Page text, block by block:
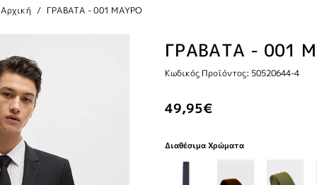
Αρχική ΓΡΑΒΑΤΑ - 001 ΜΑΥΡΟ
ΓΡΑΒΑΤΑ - 001
Κωδικός Προϊόντος: 50520644-4
49,95€
Διαθέσιμα Χρώματα